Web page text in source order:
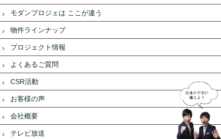
モダンプロジェは ここが違う
物件ラインナップ
プロジェクト情報
よくあるご質問
CSR活動
お客様の声
会社概要
テレビ放送